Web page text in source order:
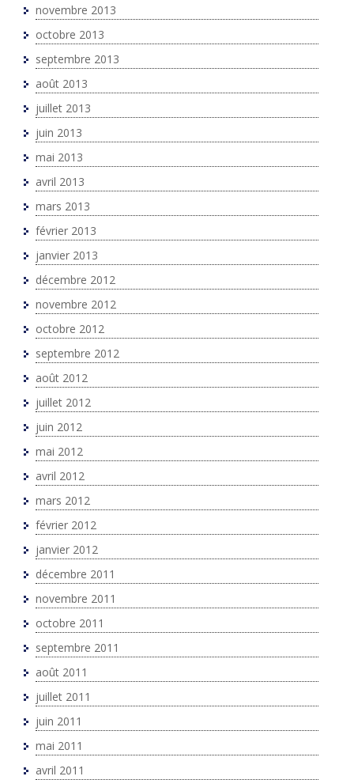
novembre 2013
octobre 2013
septembre 2013
août 2013
juillet 2013
juin 2013
mai 2013
avril 2013
mars 2013
février 2013
janvier 2013
décembre 2012
novembre 2012
octobre 2012
septembre 2012
août 2012
juillet 2012
juin 2012
mai 2012
avril 2012
mars 2012
février 2012
janvier 2012
décembre 2011
novembre 2011
octobre 2011
septembre 2011
août 2011
juillet 2011
juin 2011
mai 2011
avril 2011